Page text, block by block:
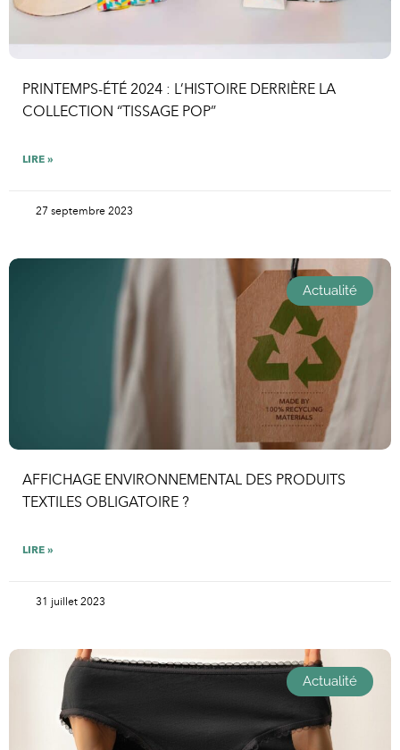
PRINTEMPS-ÉTÉ 2024 : L’HISTOIRE DERRIÈRE LA
COLLECTION “TISSAGE POP”
LIRE »
27 septembre 2023
Actualité
AFFICHAGE ENVIRONNEMENTAL DES PRODUITS
TEXTILES OBLIGATOIRE ?
LIRE »
31 juillet 2023
Actualité